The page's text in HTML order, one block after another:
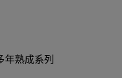
年熟成系列